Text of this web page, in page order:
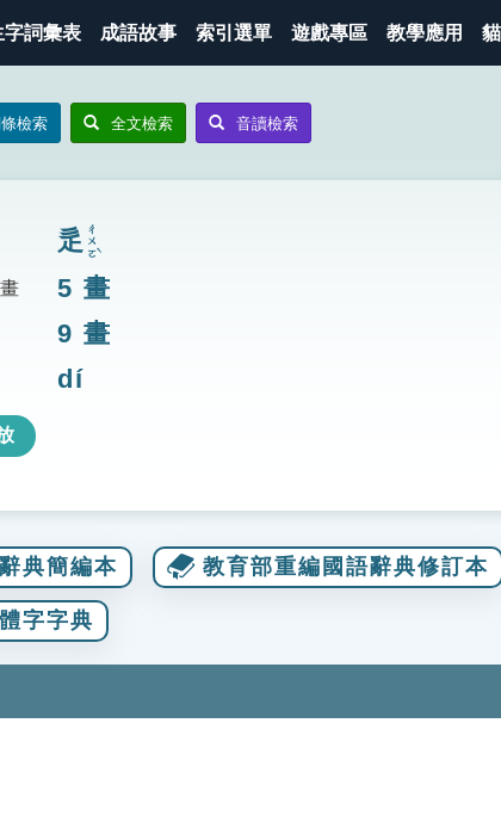
字詞彙表 成語故事 索引選單 遊戲專區 教學應用
檢索 全文檢索 音讀檢索
辵 ㄔㄨㄛˋ
5 畫
9 畫
dí
典簡編本 教育部重編國語辭典修訂本
字字典